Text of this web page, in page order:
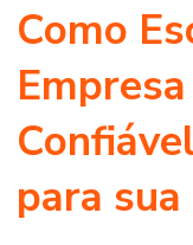
Como
para